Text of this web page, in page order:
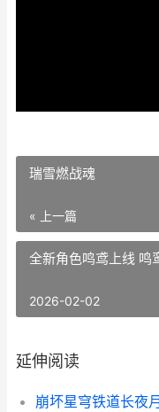
瑞雪燃战魂
« 上一篇
全新角色鸣鸢上线 鸣
2026-02-02
延伸阅读
崩坏星穹铁道长夜